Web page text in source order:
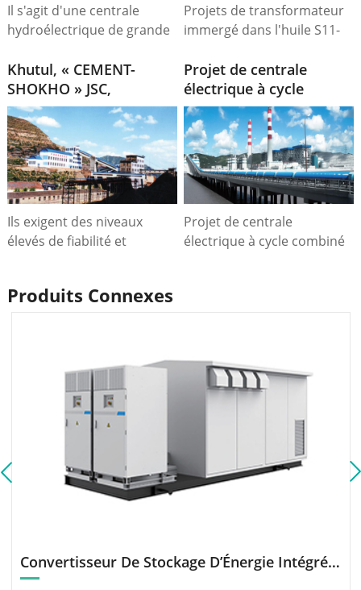
Il s'agit d'une centrale
hydroélectrique de grande
d'un million de kilowatts.
Projets de transformateur
immergé dans l'huile S11-
Khutul, « CEMENT-
SHOKHO » JSC,
Mongolie, 2015
Ils exigent des niveaux
élevés de fiabilité et
fournir aux
consommateurs une
haute qualité, souvent dans
les conditions
environnementales et
techniques les plus
Projet de centrale
électrique à cycle
combiné SAIF de 225
MW avec turbine à gaz,
Pakistan
Projet de centrale
électrique à cycle combiné
Produits Connexes
Convertisseur De Stockage D’Énergie Intégré (Cabine)